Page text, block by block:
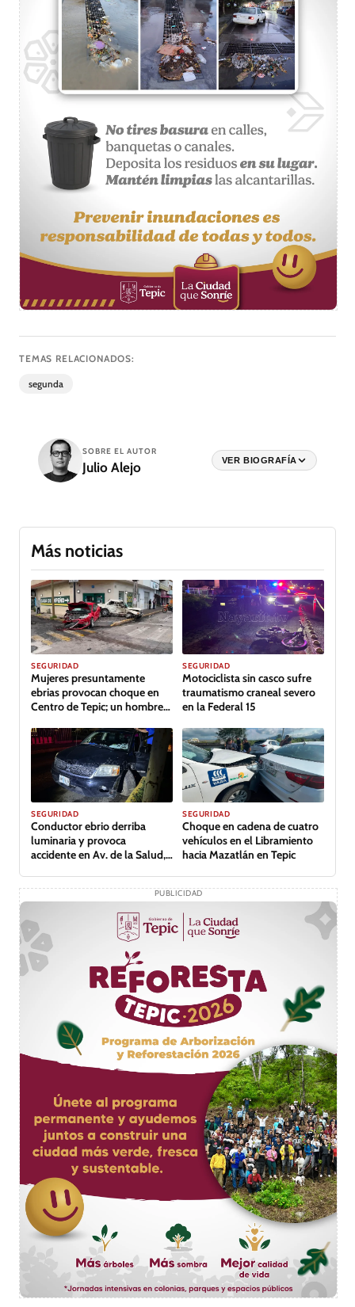
TEMAS RELACIONADOS:
segunda
SOBRE EL AUTOR
Julio Alejo VER BIOGRAFÍA
Más noticias
SEGURIDAD
Mujeres presuntamente
ebrias provocan choque en
Centro de Tepic; un hombre
GALERÍA
SEGURIDAD
Motociclista sin casco sufre
traumatismo craneal severo
en la Federal 15
GALERÍA
SEGURIDAD
Conductor ebrio derriba
luminaria y provoca
accidente en Av. de la Salud,
SEGURIDAD
Choque en cadena de cuatro
vehículos en el Libramiento
hacia Mazatlán en Tepic
PUBLICIDAD